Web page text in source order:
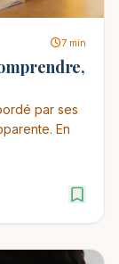
7 min
par ses
En